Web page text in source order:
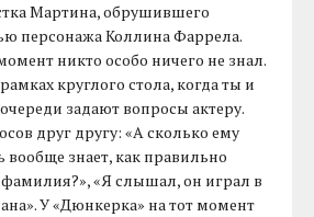
Мартина, обрушившего
персонажа Коллина Фаррела.
никто особо ничего не знал.
круглого стола, когда ты и
задают вопросы актеру.
друг другу: «А сколько ему
вообще знает, как правильно
фамилия?», «Я слышал, он играл в
У «Дюнкерка» на тот момент